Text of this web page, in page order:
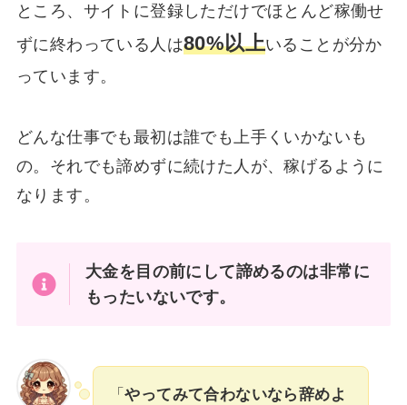
ところ、サイトに登録しただけでほとんど稼働せ
ずに終わっている人は80%以上いることが分か
っています。
どんな仕事でも最初は誰でも上手くいかないも
の。それでも諦めずに続けた人が、稼げるように
なります。
大金を目の前にして諦めるのは非常に
もったいないです。
「やってみて合わないなら辞めよ